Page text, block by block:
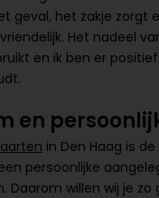
geval, het zakje zorgt
Het nadeel
en ik ben er
en
in Den Haag is
persoonlijke
Daarom willen wij je